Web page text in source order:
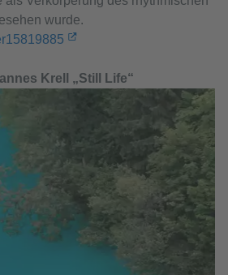
wurde.
Krell „Still Life“